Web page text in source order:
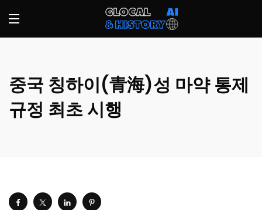
중국 칭하이(青海)성 마약 통제
규정 최초 시행